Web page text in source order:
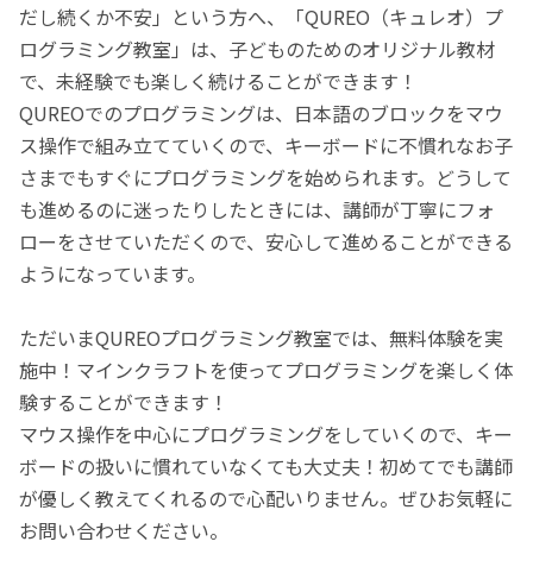
だし続くか不安」という方へ、「QUREO（キュレオ）プ
ログラミング教室」は、子どものためのオリジナル教材
で、未経験でも楽しく続けることができます！
QUREOでのプログラミングは、日本語のブロックをマウ
ス操作で組み立てていくので、キーボードに不慣れなお子
さまでもすぐにプログラミングを始められます。どうして
も進めるのに迷ったりしたときには、講師が丁寧にフォ
ローをさせていただくので、安心して進めることができる
ようになっています。
ただいまQUREOプログラミング教室では、無料体験を実
施中！マインクラフトを使ってプログラミングを楽しく体
験することができます！
マウス操作を中心にプログラミングをしていくので、キー
ボードの扱いに慣れていなくても大丈夫！初めてでも講師
が優しく教えてくれるので心配いりません。ぜひお気軽に
お問い合わせください。